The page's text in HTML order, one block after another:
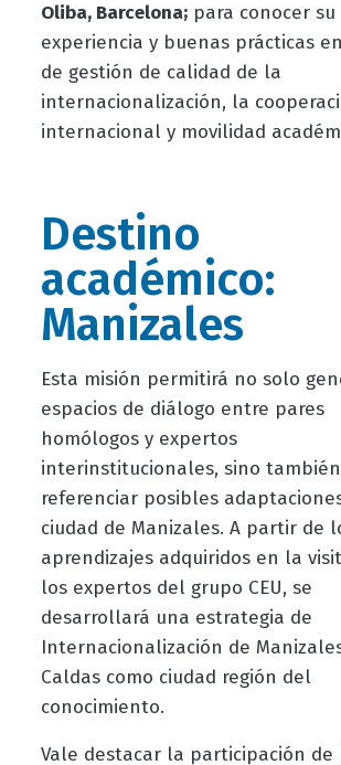
Oliba, Barcelona;para conocer su
experiencia y buenas prácticas
de gestión de calidad de la
internacionalización, la
internacional y movilidad
Destino
académico:
Manizales
Esta misión permitirá no solo
espacios de diálogo entre pares
homólogos y expertos
interinstitucionales, sino también
referenciar posibles
ciudad de Manizales. A partir de
aprendizajes adquiridos en la
los expertos del grupo CEU, se
desarrollará una estrategia de
Internacionalización de
Caldas como ciudad región del
conocimiento.
Vale destacar la participación de